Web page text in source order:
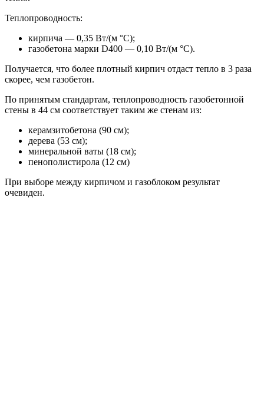
Теплопроводность:
кирпича — 0,35 Вт/(м °С);
газобетона марки D400 — 0,10 Вт/(м °С).
Получается, что более плотный кирпич отдаст тепло в 3 раза
скорее, чем газобетон.
По принятым стандартам, теплопроводность газобетонной
стены в 44 см соответствует таким же стенам из:
керамзитобетона (90 см);
дерева (53 см);
минеральной ваты (18 см);
пенополистирола (12 см)
При выборе между кирпичом и газоблоком результат
очевиден.